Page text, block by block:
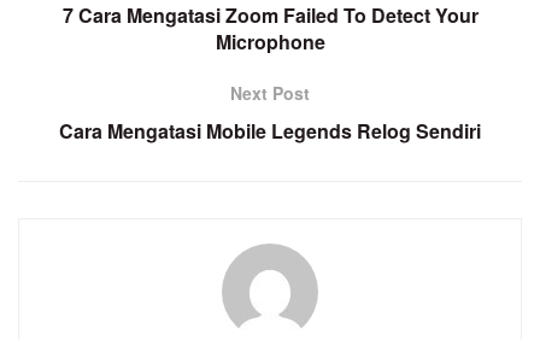
7 Cara Mengatasi Zoom Failed To Detect Your
Microphone
Next Post
Cara Mengatasi Mobile Legends Relog Sendiri